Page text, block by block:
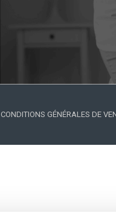
CONDITIONS GÉNÉRALES DE